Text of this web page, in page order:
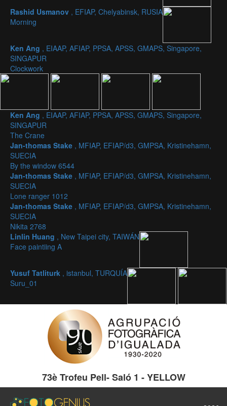
Rashid Usmanov , EFIAP, Chelyabinsk, RUSIA
Morning
Ken Ang , EIAAP, AFIAP, PPSA, APSS, GMAPS, Singapore,
SINGAPUR
Clockwork
Ken Ang , EIAAP, AFIAP, PPSA, APSS, GMAPS, Singapore,
SINGAPUR
The Crane
Jan-thomas Stake , MFIAP, EFIAP/d3, GMPSA, Kristinehamn,
SUECIA
By the window 6544
Jan-thomas Stake , MFIAP, EFIAP/d3, GMPSA, Kristinehamn,
SUECIA
Lone ranger 1012
Jan-thomas Stake , MFIAP, EFIAP/d3, GMPSA, Kristinehamn,
SUECIA
Nikita 2768
Linlin Huang , New Taipei city, TAIWÁN
Face paintiing A
Yusuf Tatliturk , istanbul, TURQUÍA
Suru_01
73è Trofeu Pell- Saló 1 - YELLOW